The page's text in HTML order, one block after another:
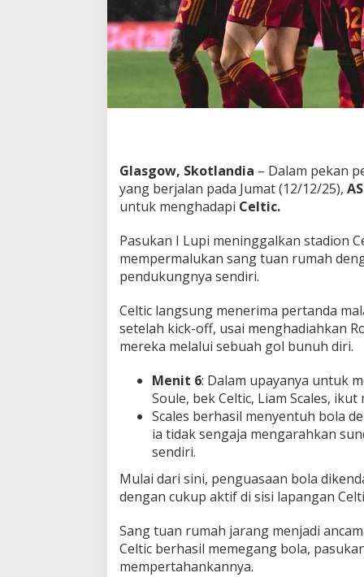
g
B
r
a
c
e
,
B
a
l
K
e
I
a
l
i
a
e
n
g
a
n
n
y
m
L
e
b
Glasgow, Skotlandia – Dalam pekan
yang berjalan pada Jumat (12/12/25),
untuk menghadapi Celtic.
Pasukan I Lupi meninggalkan stadion
mempermalukan sang tuan rumah
pendukungnya sendiri.
Celtic langsung menerima pertanda
setelah kick-off, usai menghadiahkan
mereka melalui sebuah gol bunuh diri.
Menit 6: Dalam upayanya untuk
Soule, bek Celtic, Liam Scales,
Scales berhasil menyentuh bola
ia tidak sengaja mengarahkan
sendiri.
Mulai dari sini, penguasaan bola
dengan cukup aktif di sisi lapangan
Sang tuan rumah jarang menjadi
Celtic berhasil memegang bola,
mempertahankannya.